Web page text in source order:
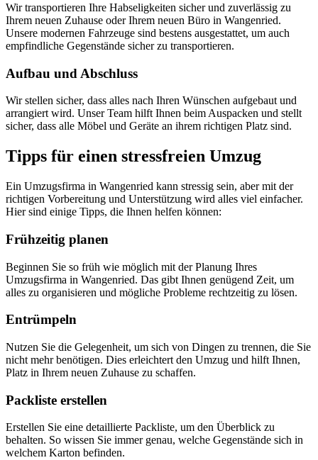
Wir transportieren Ihre Habseligkeiten sicher und zuverlässig zu
Ihrem neuen Zuhause oder Ihrem neuen Büro in Wangenried.
Unsere modernen Fahrzeuge sind bestens ausgestattet, um auch
empfindliche Gegenstände sicher zu transportieren.
Aufbau und Abschluss
Wir stellen sicher, dass alles nach Ihren Wünschen aufgebaut und
arrangiert wird. Unser Team hilft Ihnen beim Auspacken und stellt
sicher, dass alle Möbel und Geräte an ihrem richtigen Platz sind.
Tipps für einen stressfreien Umzug
Ein Umzugsfirma in Wangenried kann stressig sein, aber mit der
richtigen Vorbereitung und Unterstützung wird alles viel einfacher.
Hier sind einige Tipps, die Ihnen helfen können:
Frühzeitig planen
Beginnen Sie so früh wie möglich mit der Planung Ihres
Umzugsfirma in Wangenried. Das gibt Ihnen genügend Zeit, um
alles zu organisieren und mögliche Probleme rechtzeitig zu lösen.
Entrümpeln
Nutzen Sie die Gelegenheit, um sich von Dingen zu trennen, die Sie
nicht mehr benötigen. Dies erleichtert den Umzug und hilft Ihnen,
Platz in Ihrem neuen Zuhause zu schaffen.
Packliste erstellen
Erstellen Sie eine detaillierte Packliste, um den Überblick zu
behalten. So wissen Sie immer genau, welche Gegenstände sich in
welchem Karton befinden.